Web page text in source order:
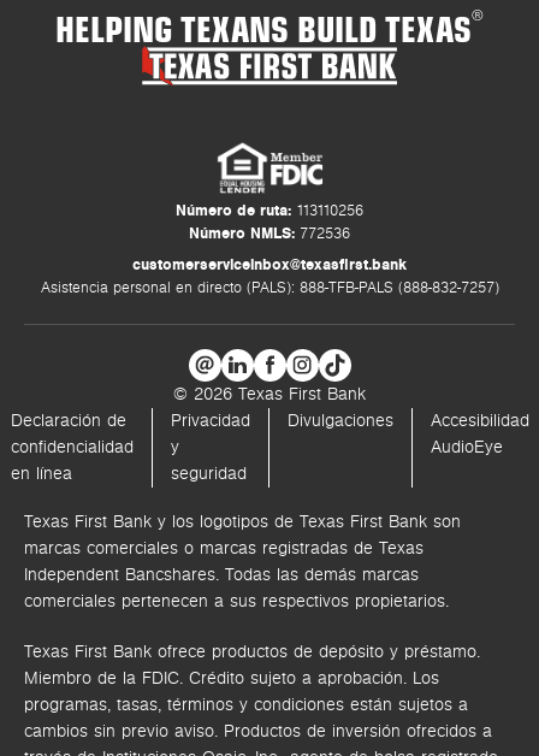
HELPING TEXANS BUILD TEXAS®
Número de ruta: 113110256
Número NMLS: 772536
customerserviceinbox@texasfirst.bank
Asistencia personal en directo (PALS): 888-TFB-PALS (888-832-7257)
© 2026 Texas First Bank
Declaración de
confidencialidad
en línea
Privacidad
y
seguridad
Divulgaciones
Accesibilidad
AudioEye
Texas First Bank y los logotipos de Texas First Bank son
marcas comerciales o marcas registradas de Texas
Independent Bancshares. Todas las demás marcas
comerciales pertenecen a sus respectivos propietarios.
Texas First Bank ofrece productos de depósito y préstamo.
Miembro de la FDIC. Crédito sujeto a aprobación. Los
programas, tasas, términos y condiciones están sujetos a
cambios sin previo aviso. Productos de inversión ofrecidos a